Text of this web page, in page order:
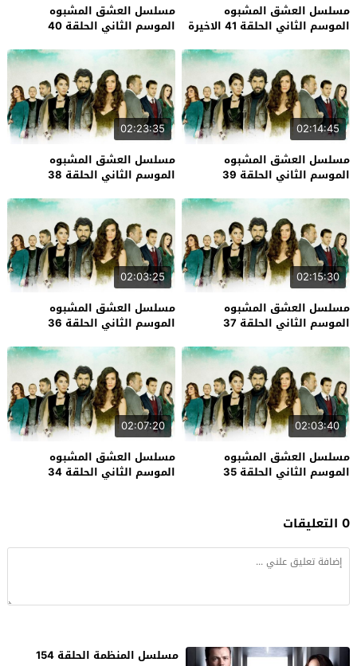
مسلسل العشق المشبوه
الموسم الثاني الحلقة 41 الاخيرة
مسلسل العشق المشبوه
الموسم الثاني الحلقة 40
02:14:45
مسلسل العشق المشبوه
الموسم الثاني الحلقة 39
02:23:35
مسلسل العشق المشبوه
الموسم الثاني الحلقة 38
02:15:30
مسلسل العشق المشبوه
الموسم الثاني الحلقة 37
02:03:25
مسلسل العشق المشبوه
الموسم الثاني الحلقة 36
02:03:40
مسلسل العشق المشبوه
الموسم الثاني الحلقة 35
02:07:20
مسلسل العشق المشبوه
الموسم الثاني الحلقة 34
0 التعليقات
مسلسل المنظمة الحلقة 154